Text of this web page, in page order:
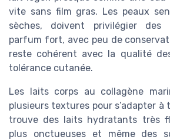
vite sans film gras. Les peaux
sèches, doivent privilégier des
parfum fort, avec peu de
reste cohérent avec la qualité
tolérance cutanée.
Les laits corps au collagène
plusieurs textures pour s’adapter à
trouve des laits hydratants très
plus onctueuses et même des